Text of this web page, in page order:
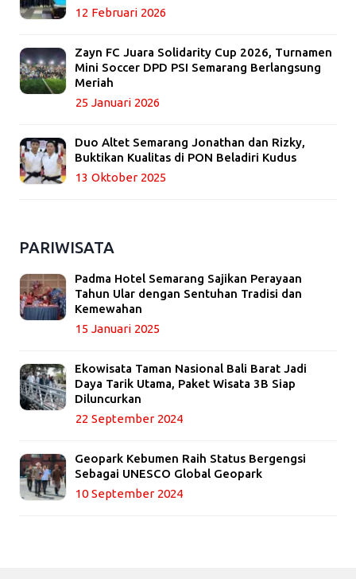
12 Februari 2026
Zayn FC Juara Solidarity Cup 2026, Turnamen
Mini Soccer DPD PSI Semarang Berlangsung
Meriah
25 Januari 2026
Duo Altet Semarang Jonathan dan Rizky,
Buktikan Kualitas di PON Beladiri Kudus
13 Oktober 2025
PARIWISATA
Padma Hotel Semarang Sajikan Perayaan
Tahun Ular dengan Sentuhan Tradisi dan
Kemewahan
15 Januari 2025
Ekowisata Taman Nasional Bali Barat Jadi
Daya Tarik Utama, Paket Wisata 3B Siap
Diluncurkan
22 September 2024
Geopark Kebumen Raih Status Bergengsi
Sebagai UNESCO Global Geopark
10 September 2024